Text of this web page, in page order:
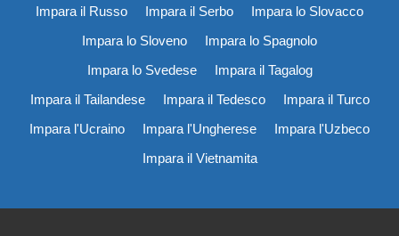
Impara il Russo
Impara il Serbo
Impara lo Slovacco
Impara lo Sloveno
Impara lo Spagnolo
Impara lo Svedese
Impara il Tagalog
Impara il Tailandese
Impara il Tedesco
Impara il Turco
Impara l'Ucraino
Impara l'Ungherese
Impara l'Uzbeco
Impara il Vietnamita